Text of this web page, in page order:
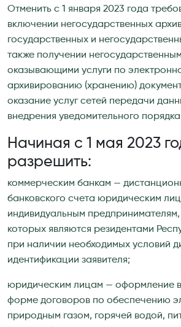
Отменить с 1 января 2023 года
включении негосударственных
государственных и
также получении
оказывающими услуги по
архивированию (хранению)
оказание услуг сетей передачи
внедрения уведомительного порядка
Начиная с 1 мая 2023
разрешить:
коммерческим банкам —
банковского счета юридическим
индивидуальным предпринимателям,
которых являются резидентами
при наличии необходимых условий
идентификации заявителя;
юридическим лицам — оформление
форме договоров по обеспечению
природным газом, горячей водой,